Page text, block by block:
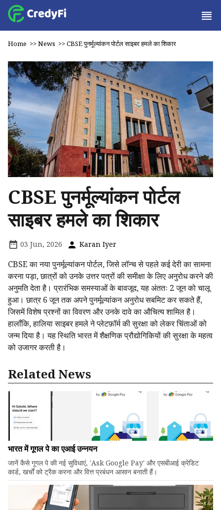
Home >>News >>CBSE पुनर्मूल्यांकन पोर्टल साइबर हमले का शिकार
CBSE पुनर्मूल्यांकन पोर्टल
साइबर हमले का शिकार
03 Jun, 2026 Karan Iyer
CBSE का नया पुनर्मूल्यांकन पोर्टल, जिसे लॉन्च से पहले कई देरी का सामना
करना पड़ा, छात्रों को उनके उत्तर पत्रों की समीक्षा के लिए अनुरोध करने की
अनुमति देता है। प्रारंभिक समस्याओं के बावजूद, यह अंततः 2 जून को चालू
हुआ। छात्र 6 जून तक अपने पुनर्मूल्यांकन अनुरोध सबमिट कर सकते हैं,
जिसमें विशेष प्रश्नों का विवरण और उनके दावे का औचित्य शामिल है।
हालाँकि, हालिया साइबर हमले ने प्लेटफ़ॉर्म की सुरक्षा को लेकर चिंताओं को
जन्म दिया है। यह स्थिति भारत में शैक्षणिक प्रौद्योगिकियों की सुरक्षा के महत्व
को उजागर करती है।
Related News
भारत में गूगल पे का एआई उन्नयन
जानें कैसे गूगल पे की नई सुविधाएं, 'Ask Google Pay' और एसबीआई क्रेडिट
कार्ड, खर्चों को ट्रैक करना और वित्त प्रबंधन आसान बनाती हैं।